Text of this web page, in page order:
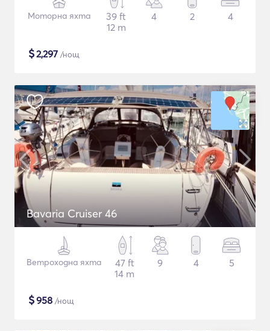
Моторна яхта
39 ft
12 m
4 2 4
$2,297 /нощ
Bavaria Cruiser 46
Ветроходна яхта
47 ft
14 m
9 4 5
$958 /нощ